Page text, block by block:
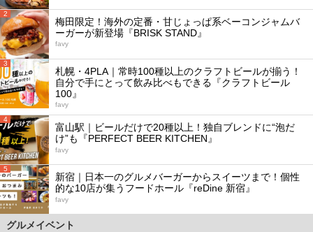
2
梅田限定！海外の定番・甘じょっぱ系ベーコンジャムバ
ーガーが新登場『BRISK STAND』
favy
3
札幌・4PLA｜常時100種以上のクラフトビールが揃う！
自分で手にとって飲み比べもできる『クラフトビール
100』
favy
4
富山駅｜ビールだけで20種以上！独自ブレンドに“泡だ
け”も『PERFECT BEER KITCHEN』
favy
5
新宿｜日本一のグルメバーガーからスイーツまで！個性
的な10店が集うフードホール『reDine 新宿』
favy
グルメイベント